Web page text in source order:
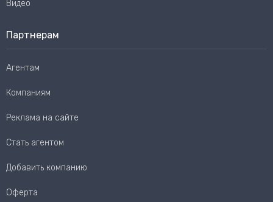
Видео
Партнерам
Агентам
Компаниям
Реклама на сайте
Стать агентом
Добавить компанию
Оферта